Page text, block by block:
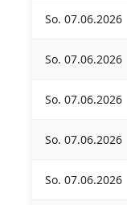
So. 07.06.2026
So. 07.06.2026
So. 07.06.2026
So. 07.06.2026
So. 07.06.2026